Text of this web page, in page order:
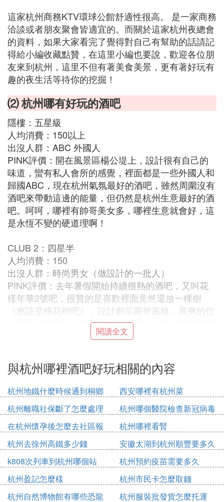
這家杭州商務KTV環球公館舒適性很高。 是一家商務
洽談或者朋友聚會皆適宜的。而關於這家杭州夜總會
的資料，如果大家看完了覺得對自己有幫助的話請記
得給小編收藏點贊，在這里小編也要說，歡迎各位朋
友來到杭州，這里不但有著美食美景，更有著好玩有
趣的夜生活等待你的挖掘！
⑵ 杭州哪有好玩的酒吧
隱樓：五星級
人均消費：150以上
出沒人群：ABC 外國人
PINK評價：開在風景區楊公堤上，設計很有自己的
味道，蠻有私人會所的感覺，裡面都是一些外國人和
歸國ABC，現在杭州氣氛最好的酒吧，雖然周圍沒有
酒吧來帶動這邊的能量，但仍然是杭州生意最好的酒
吧。呵呵，哪裡有帥哥美女多，哪裡生意就會好，這
是永恆不變的硬道理啊！
CLUB 2：四星半
人均消費：150
出沒人群：時尚男女（做設計的一批人）
PINK評價：去年暑假開始持續很熱的酒吧，又叫花
樣年華2號吧，很贊的是喜歡裡面竟然還放一棵樹
（應該是桃花樹吧），設計都呈圓形風格，最爽的位
子就是二樓樓梯上轉彎的那個卡座，只是訂不到的苦
么。裡面可以看到些凹造型的人，總體感覺這家酒吧
SOS：四星級
人均消費：150
出沒人群：爆發戶
PINK評價：黃龍旁邊開的酒吧，到現在還是算是杭
州最火的酒吧，感覺裡面外地人比較多，而且它要門
票，不過女的不用的，裡面做的最贊的就是他的激
光，很漂亮，有時候很沉醉在那片雲海中。還有牆上
一字排開的6個美女跳舞的感覺也是蠻好的，還有它
的飛天酒架，也算是酒吧的特色之一吧，還不知道從
哪請來了個雜技演員來取酒，一瓶5000，估計批來只
要 1000多了吧，不過那邊爆發戶巨多，感覺男的都
閱讀全文
與杭州哪裡酒吧好玩相關的內容
杭州地鐵什麼時候通到桐鄉
西安哪裡有杭州菜
杭州離職社保斷了怎麼處理
杭州哪個醫院檢查新冠病毒
在杭州懷孕後怎麼去社區報
備
杭州哪裡看腎
杭州去徐州高鐵多少錢
安徽太湖到杭州順豐要多久
k808次列車到杭州哪個站
杭州預約疫苗需要多久
杭州盈記怎麼樣
杭州市民卡怎麼取錢
杭州自然博物館有哪些恐龍
杭州服裝批發貨怎麼托運